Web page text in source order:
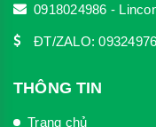
0918024986 -
ĐT/ZALO:
THÔNG TIN
Trang chủ